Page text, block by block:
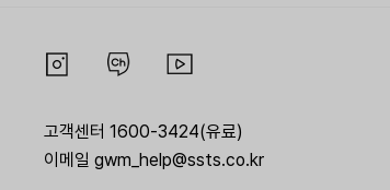
고객센터 1600-3424(유료)
이메일 gwm_help@ssts.co.kr